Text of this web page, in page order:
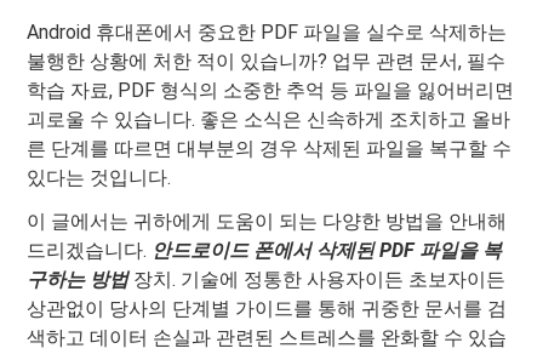
Android 휴대폰에서 중요한 PDF 파일을 실수로 삭제하는
불행한 상황에 처한 적이 있습니까? 업무 관련 문서, 필수
학습 자료, PDF 형식의 소중한 추억 등 파일을 잃어버리면
괴로울 수 있습니다. 좋은 소식은 신속하게 조치하고 올바
른 단계를 따르면 대부분의 경우 삭제된 파일을 복구할 수
있다는 것입니다.
이 글에서는 귀하에게 도움이 되는 다양한 방법을 안내해
드리겠습니다. 안드로이드 폰에서 삭제된 PDF 파일을 복
구하는 방법장치. 기술에 정통한 사용자이든 초보자이든
상관없이 당사의 단계별 가이드를 통해 귀중한 문서를 검
색하고 데이터 손실과 관련된 스트레스를 완화할 수 있습